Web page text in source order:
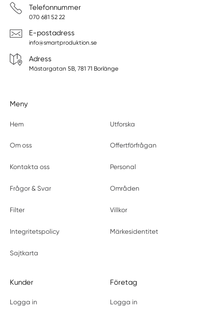
Telefonnummer
070 681 52 22
E-postadress
info@smartproduktion.se
Adress
Mästargatan 5B, 781 71 Borlänge
Meny
Hem Utforska
Om oss Offertförfrågan
Kontakta oss Personal
Frågor & Svar Områden
Filter Villkor
Integritetspolicy Märkesidentitet
Sajtkarta
Kunder
Logga in
Företag
Logga in